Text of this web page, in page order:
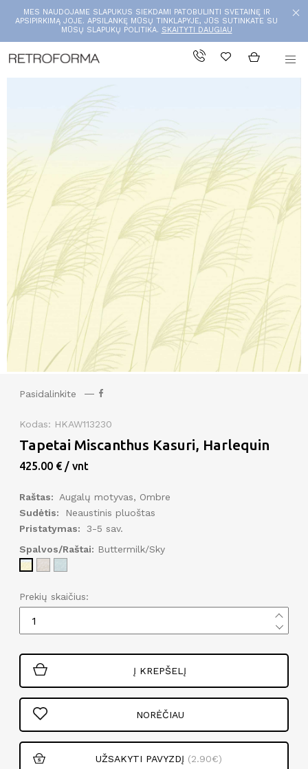
MES NAUDOJAME SLAPUKUS SIEKDAMI PATOBULINTI SVETAINĘ IR
APSIPIRKIMĄ JOJE. APSILANKĘ MŪSŲ TINKLAPYJE, JŪS SUTINKATE SU
MŪSŲ SLAPUKŲ POLITIKA. SKAITYTI DAUGIAU
Pasidalinkite
Kodas: HKAW113230
Tapetai Miscanthus Kasuri, Harlequin
425.00 € / vnt
Raštas:
Augalų motyvas, Ombre
Sudėtis:
Neaustinis pluoštas
Pristatymas:
3-5 sav.
Spalvos/Raštai: Buttermilk/Sky
Prekių skaičius:
Į KREPŠELĮ
NORĖČIAU
UŽSAKYTI PAVYZDĮ (2.90€)